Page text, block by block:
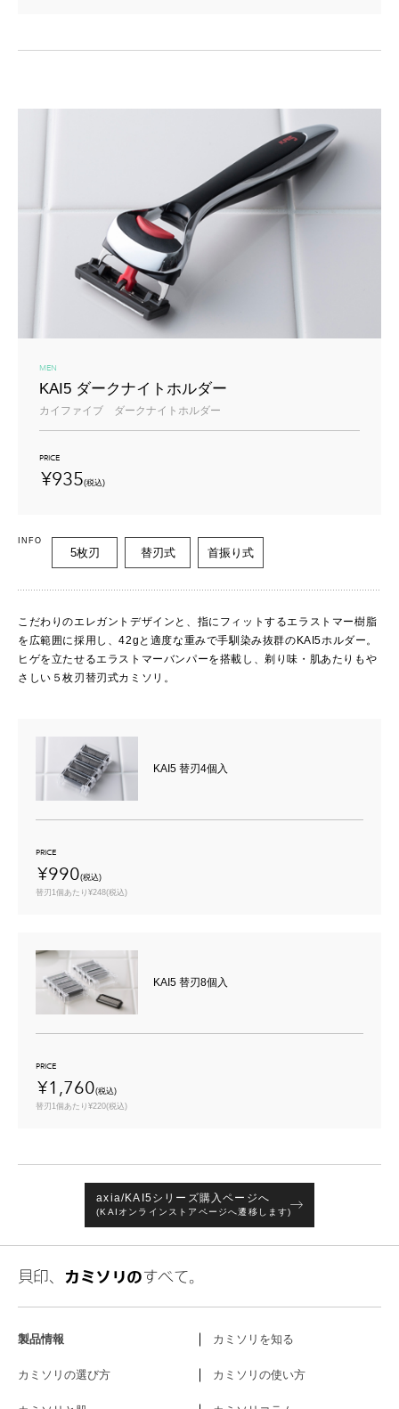
MEN
KAI5 ダークナイトホルダー
カイファイブ ダークナイトホルダー
PRICE
¥935(税込)
INFO
5枚刃 替刃式 首振り式
こだわりのエレガントデザインと、指にフィットするエラストマー樹脂
を広範囲に採用し、42gと適度な重みで手馴染み抜群のKAI5ホルダー。
ヒゲを立たせるエラストマーバンパーを搭載し、剃り味・肌あたりもや
さしい５枚刃替刃式カミソリ。
KAI5 替刃4個入
PRICE
¥990(税込)
替刃1個あたり¥248(税込)
KAI5 替刃8個入
PRICE
¥1,760(税込)
替刃1個あたり¥220(税込)
axia/KAI5シリーズ購入ページへ
(KAIオンラインストアページへ遷移します)
貝印、 カミソリのすべて。
製品情報 カミソリを知る
カミソリの選び方 カミソリの使い方